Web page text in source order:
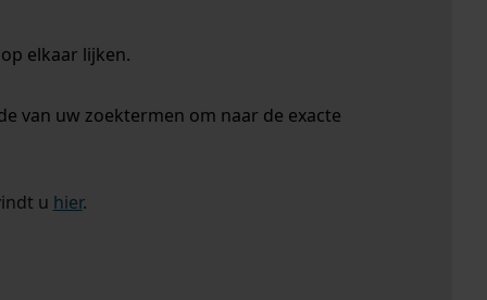
elkaar lijken.
van uw zoektermen om naar de exacte
u hier.